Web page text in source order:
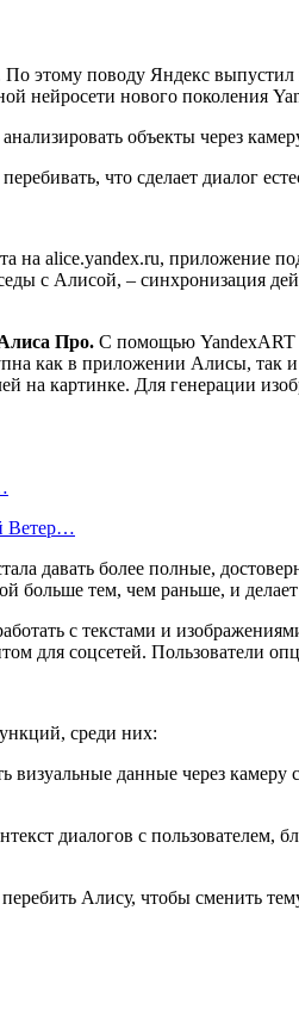
этому поводу Яндекс
нейросети нового поколения
объекты через
что сделает диалог
на alice.yandex.ru, приложение
с Алисой, – синхронизация
Про. С помощью YandexART
как в приложении Алисы,
на картинке. Для генерации
Ветер…
давать более полные,
больше тем, чем раньше, и
с текстами и
для соцсетей.
среди них:
визуальные данные через
диалогов с пользователем,
Алису, чтобы сменить